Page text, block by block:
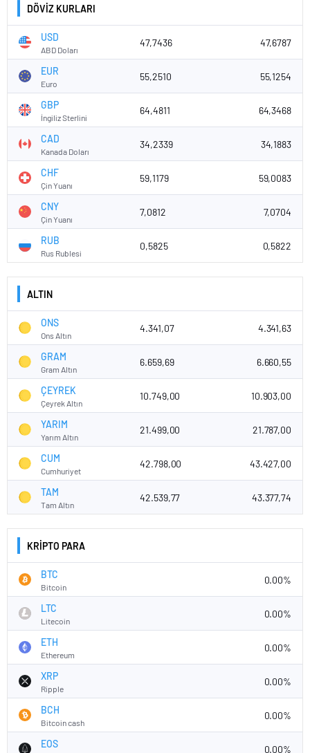
DÖVİZ KURLARI
USD
ABD Doları
47,7436 47,6787
EUR
Euro
55,2510 55,1254
GBP
İngiliz Sterlini
64,4811 64,3468
CAD
Kanada Doları
34,2339 34,1883
CHF
Çin Yuanı
59,1179 59,0083
CNY
Çin Yuanı
7,0812 7,0704
RUB
Rus Rublesi
0,5825 0,5822
ALTIN
ONS
Ons Altın
4.341,07 4.341,63
GRAM
Gram Altın
6.659,69 6.660,55
ÇEYREK
Çeyrek Altın
10.749,00 10.903,00
YARIM
Yarım Altın
21.499,00 21.787,00
CUM
Cumhuriyet
42.798,00 43.427,00
TAM
Tam Altın
42.539,77 43.377,74
KRİPTO PARA
BTC
Bitcoin
0.00%
LTC
Litecoin
0.00%
ETH
Ethereum
0.00%
XRP
Ripple
0.00%
BCH
Bitcoin cash
0.00%
EOS 0.00%